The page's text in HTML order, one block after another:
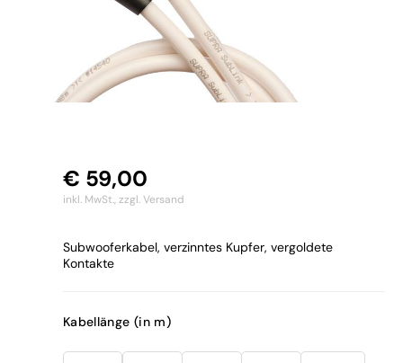
€ 59,00
inkl. MwSt.,zzgl. Versand
Subwooferkabel, verzinntes Kupfer, vergoldete
Kontakte
Kabellänge (in m)